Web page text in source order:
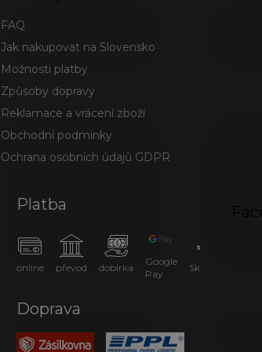
FAQ
Jak nakupovat na Slovensko
Možnosti platby
Způsoby dopravy
Reklamace a vrácení zboží
Obchodní podmínky
Ochrana osobních údajů GDPR
Platba
online převod dobírka
Google
Pay
SkipPay
Doprava